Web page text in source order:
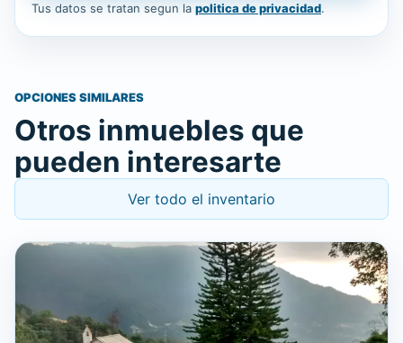
Tus datos se tratan segun la politica de privacidad.
OPCIONES SIMILARES
Otros inmuebles que
pueden interesarte
Ver todo el inventario